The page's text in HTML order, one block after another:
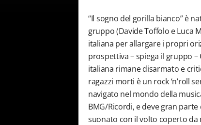
“Il sogno del gorilla bianco” è
gruppo (Davide Toffolo e Luca
italiana per allargare i propri
prospettiva – spiega il gruppo –
italiana rimane disarmato e
ragazzi morti è un rock ‘n’roll
navigato nel mondo della
BMG/Ricordi, e deve gran
suonato con il volto coperto da